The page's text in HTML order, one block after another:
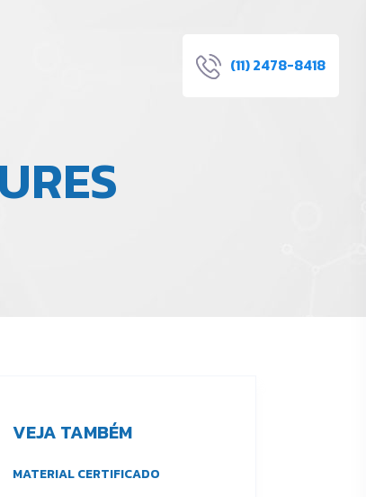
(11) 2478-8418
VEJA TAMBÉM
MATERIAL CERTIFICADO